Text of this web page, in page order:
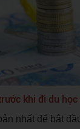
khi đi du học
nhất để bắt